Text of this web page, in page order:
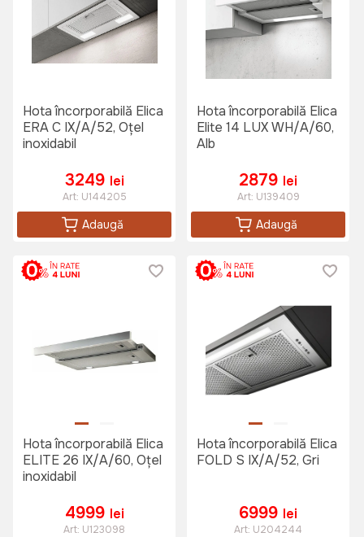
Hota încorporabilă Elica
ERA C IX/A/52, Oțel
inoxidabil
3249 lei
Art: U144205
Adaugă
Hota încorporabilă Elica
Elite 14 LUX WH/A/60,
Alb
2879 lei
Art: U139409
Adaugă
Hota încorporabilă Elica
ELITE 26 IX/A/60, Oțel
inoxidabil
4999 lei
Art: U123098
Hota încorporabilă Elica
FOLD S IX/A/52, Gri
6999 lei
Art: U204244